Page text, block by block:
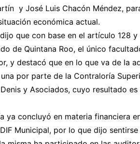
y José Luis Chacón Méndez,
económica actual.
que con base en el artículo 128
de Quintana Roo, el único
y destacó que en lo que va de la
por parte de la Contraloría
y Asociados, cuyo resultado es
ya concluyó en materia financiera
Municipal, por lo que dijo